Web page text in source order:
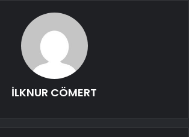
İLKNUR CÖMERT